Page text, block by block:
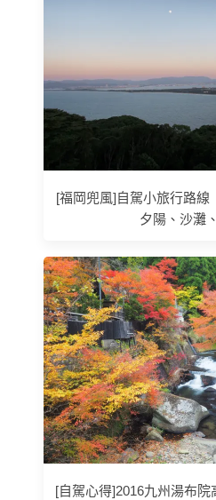
[福岡兜風]自駕小旅行路線
夕陽、沙灘
[自駕心得]2016九州湯布